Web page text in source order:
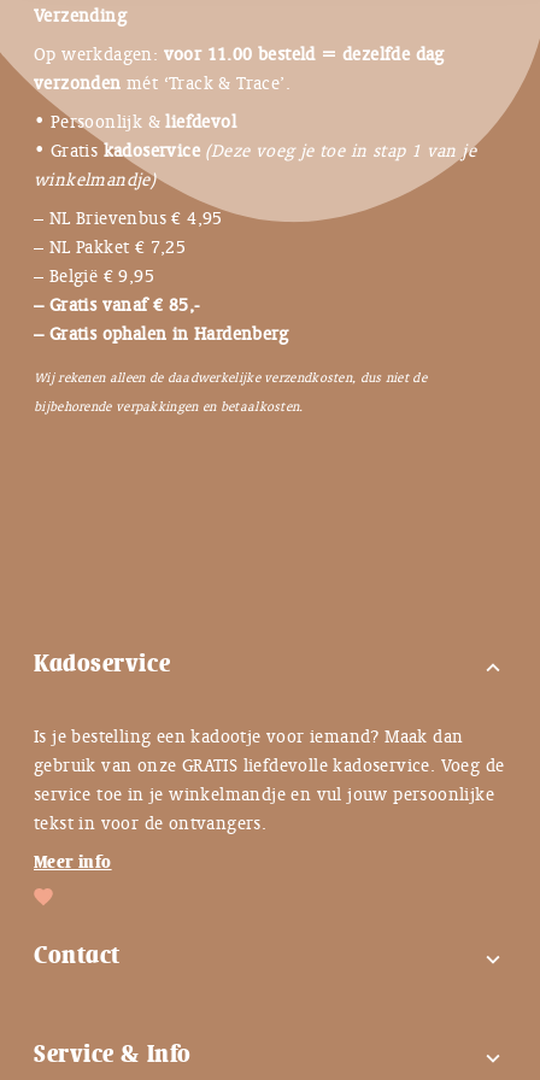
Verzending
Op werkdagen: voor 11.00 besteld = dezelfde dag
verzonden mét ‘Track & Trace’.
• Persoonlijk &liefdevol
• Gratis kadoservice (Deze voeg je toe in stap 1 van je
winkelmandje)
– NL Brievenbus € 4,95
– NL Pakket € 7,25
– België € 9,95
– Gratis vanaf € 85,-
– Gratis ophalen in Hardenberg
Wij rekenen alleen de daadwerkelijke verzendkosten, dus niet de
bijbehorende verpakkingen en betaalkosten.
Kadoservice expand_more
Is je bestelling een kadootje voor iemand? Maak dan
gebruik van onze GRATIS liefdevolle kadoservice. Voeg de
service toe in je winkelmandje en vul jouw persoonlijke
tekst in voor de ontvangers.
Meer info
Contact expand_more
Contactgegevens
Service & Info expand_more